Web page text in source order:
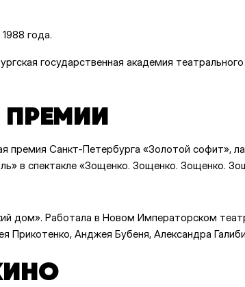
года.
государственная академия
премия Санкт-Петербурга «Золотой софит»,
в спектакле «Зощенко. Зощенко. Зощенко.
дом». Работала в Новом Императорском
Прикотенко, Анджея Бубеня, Александра